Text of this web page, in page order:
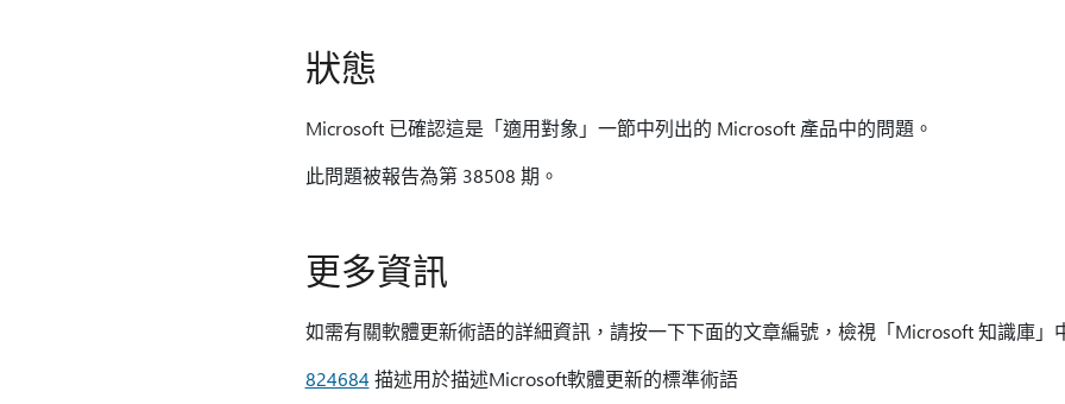
狀態
Microsoft 已確認這是「適用對象」一節中列出的 Microsoft 產品中的問題。
此問題被報告為第 38508 期。
更多資訊
如需有關軟體更新術語的詳細資訊，請按一下下面的文章編號，檢視「Microsoft 知識庫」
824684 描述用於描述Microsoft軟體更新的標準術語